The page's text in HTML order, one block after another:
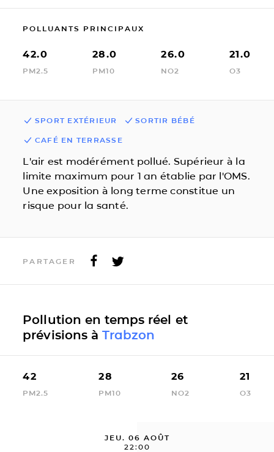
POLLUANTS PRINCIPAUX
42.0
PM2.5
28.0
PM10
26.0
NO2
21.0
O3
SPORT EXTÉRIEUR SORTIR BÉBÉ
CAFÉ EN TERRASSE
L'air est modérément pollué. Supérieur à la
limite maximum pour 1 an établie par l'OMS.
Une exposition à long terme constitue un
risque pour la santé.
PARTAGER
Pollution en temps réel et
prévisions à Trabzon
42
PM2.5
28
PM10
26
NO2
21
O3
JEU. 06 AOÛT
22:00